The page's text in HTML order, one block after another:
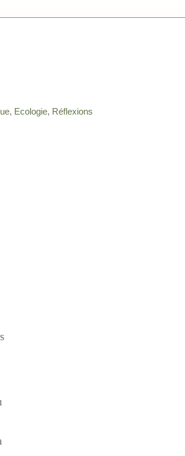
, Ecologie, Réflexions